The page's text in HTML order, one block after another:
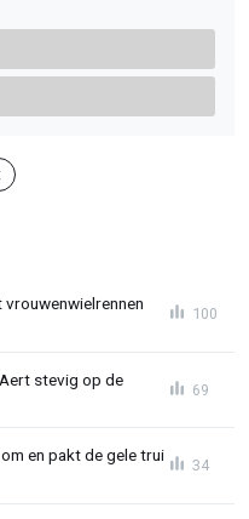
100
stevig op de
69
en pakt de gele trui
34